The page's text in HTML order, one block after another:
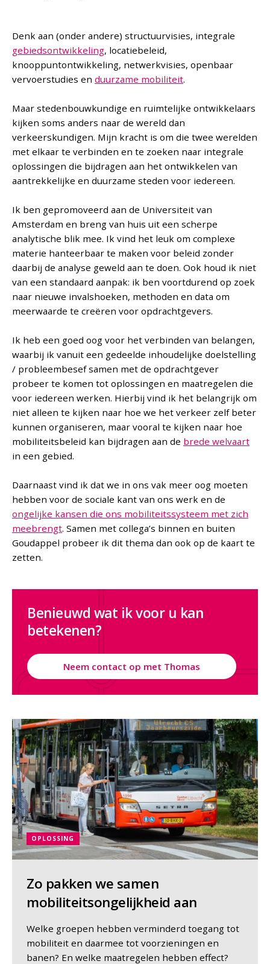
Denk aan (onder andere) structuurvisies, integrale
gebiedsontwikkeling, locatiebeleid,
knooppuntontwikkeling, netwerkvisies, openbaar
vervoerstudies enduurzame mobiliteit.
Maar stedenbouwkundige en ruimtelijke ontwikkelaars
kijken soms anders naar de wereld dan
verkeerskundigen. Mijn kracht is om die twee werelden
met elkaar te verbinden en te zoeken naar integrale
oplossingen die bijdragen aan het ontwikkelen van
aantrekkelijke en duurzame steden voor iedereen.
Ik ben gepromoveerd aan de Universiteit van
Amsterdam en breng van huis uit een scherpe
analytische blik mee. Ik vind het leuk om complexe
materie hanteerbaar te maken voor beleid zonder
daarbij de analyse geweld aan te doen. Ook houd ik niet
van een standaard aanpak: ik ben voortdurend op zoek
naar nieuwe invalshoeken, methoden en data om
meerwaarde te creëren voor opdrachtgevers.
Ik heb een goed oog voor het verbinden van belangen,
waarbij ik vanuit een gedeelde inhoudelijke doelstelling
/ probleembesef samen met de opdrachtgever
probeer te komen tot oplossingen en maatregelen die
voor iedereen werken. Hierbij vind ik het belangrijk om
niet alleen te kijken naar hoe we het verkeer zelf beter
kunnen organiseren, maar vooral te kijken naar hoe
mobiliteitsbeleid kan bijdragen aan de brede welvaart
in een gebied.
Daarnaast vind ik dat we in ons vak meer oog moeten
hebben voor de sociale kant van ons werk en de
ongelijke kansen die ons mobiliteitssysteem met zich
meebrengt. Samen met collega’s binnen en buiten
Goudappel probeer ik dit thema dan ook op de kaart te
zetten.
Benieuwd wat ik voor u kan
betekenen?
Neem contact op met Thomas
Zo pakken we samen
mobiliteitsongelijkheid aan
Welke groepen hebben verminderd toegang tot
mobiliteit en daarmee tot voorzieningen en
banen? En welke maatregelen hebben effect?
OPLOSSING